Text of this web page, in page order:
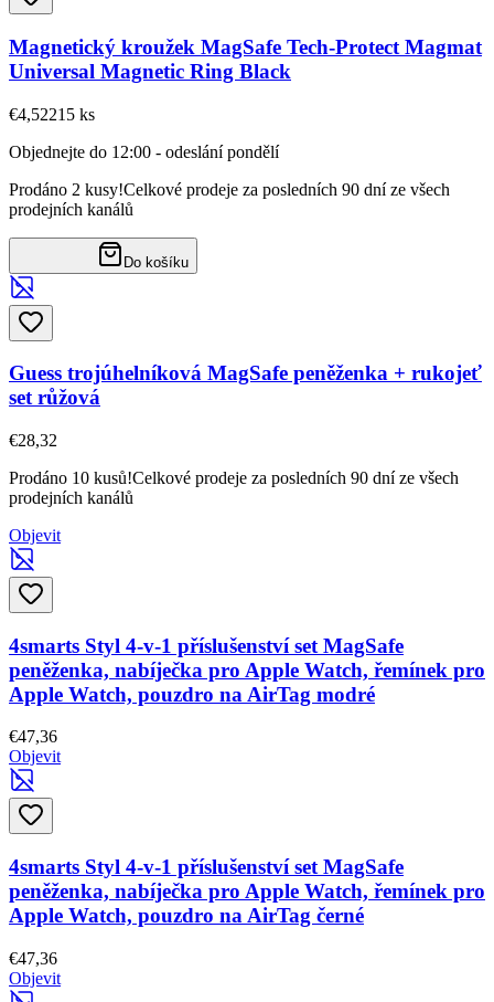
Magnetický kroužek MagSafe Tech-Protect Magmat
Universal Magnetic Ring Black
€4,52215 ks
Objednejte do 12:00 - odeslání pondělí
Prodáno 2 kusy!Celkové prodeje za posledních 90 dní ze všech
prodejních kanálů
Do košíku
Guess trojúhelníková MagSafe peněženka + rukojeť
set růžová
€28,32
Prodáno 10 kusů!Celkové prodeje za posledních 90 dní ze všech
prodejních kanálů
Objevit
4smarts Styl 4-v-1 příslušenství set MagSafe
peněženka, nabíječka pro Apple Watch, řemínek pro
Apple Watch, pouzdro na AirTag modré
€47,36
Objevit
4smarts Styl 4-v-1 příslušenství set MagSafe
peněženka, nabíječka pro Apple Watch, řemínek pro
Apple Watch, pouzdro na AirTag černé
€47,36
Objevit